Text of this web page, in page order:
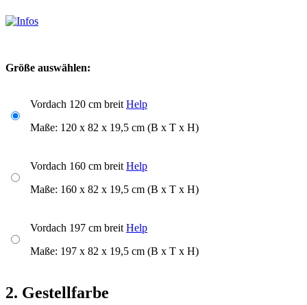
Größe auswählen:
Vordach 120 cm breit Help
Maße: 120 x 82 x 19,5 cm (B x T x H)
Vordach 160 cm breit Help
Maße: 160 x 82 x 19,5 cm (B x T x H)
Vordach 197 cm breit Help
Maße: 197 x 82 x 19,5 cm (B x T x H)
2. Gestellfarbe